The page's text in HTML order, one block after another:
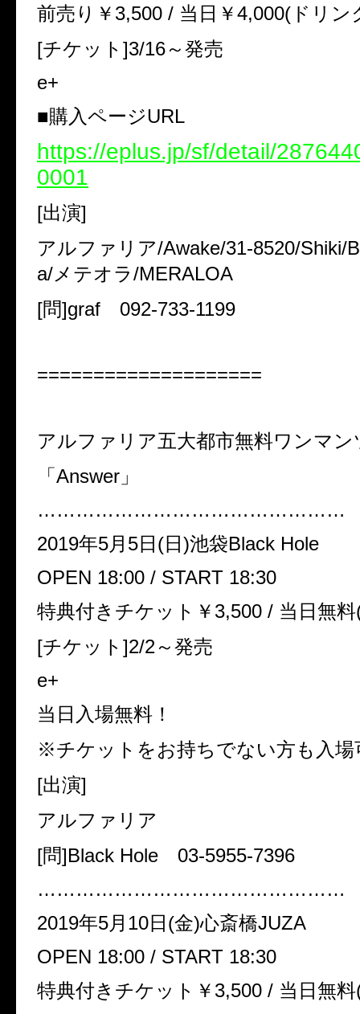
前売り￥3,500 / 当日￥4,000(ドリン
[チケット]3/16～発売
e+
■購入ページURL
https://eplus.jp/sf/detail/
0001
[出演]
アルファリア/Awake/31-8520/Shiki/
a/メテオラ/MERALOA
[問]graf 092-733-1199
====================
アルファリア五大都市無料ワンマン
「Answer」
…………………………………………
2019年5月5日(日)池袋Black Hole
OPEN 18:00 / START 18:30
特典付きチケット￥3,500 / 当日無
[チケット]2/2～発売
e+
当日入場無料！
※チケットをお持ちでない方も入場
[出演]
アルファリア
[問]Black Hole 03-5955-7396
…………………………………………
2019年5月10日(金)心斎橋JUZA
OPEN 18:00 / START 18:30
特典付きチケット￥3,500 / 当日無